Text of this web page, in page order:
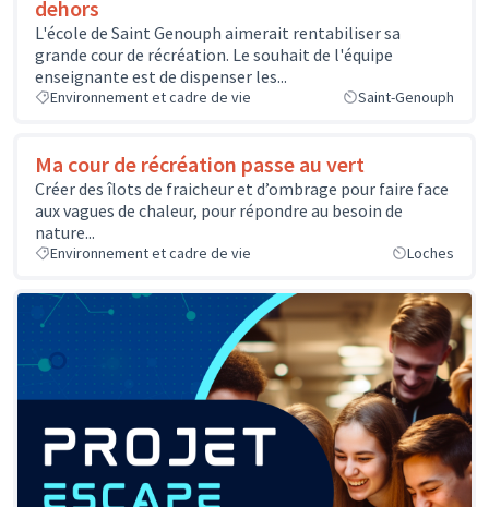
dehors
L'école de Saint Genouph aimerait rentabiliser sa
grande cour de récréation. Le souhait de l'équipe
enseignante est de dispenser les...
Environnement et cadre de vie Saint-Genouph
Ma cour de récréation passe au vert
Créer des îlots de fraicheur et d’ombrage pour faire face
aux vagues de chaleur, pour répondre au besoin de
nature...
Environnement et cadre de vie Loches